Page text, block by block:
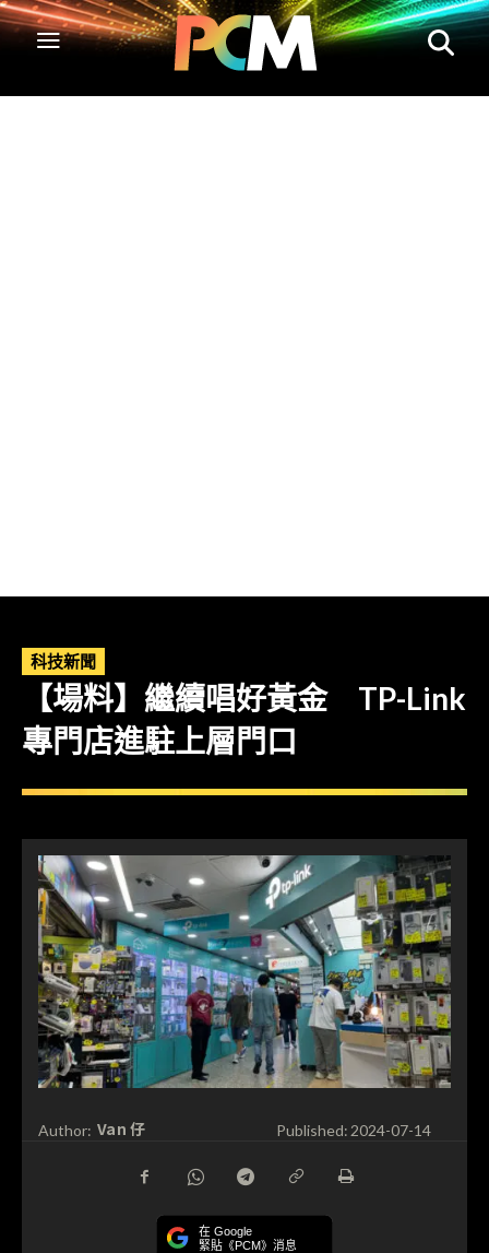
科技新聞
【場料】繼續唱好黃金 TP-Link
專門店進駐上層門口
Author: Van 仔 Published: 2024-07-14
在 Google
緊貼《PCM》消息